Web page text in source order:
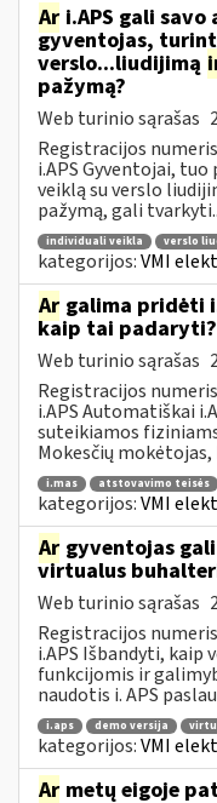
Ar i.APS gali
gyventojas,
verslo...liudijimą
pažymą?
Web turinio sąrašas
Registracijos
i.APS Gyventojai,
veiklą su verslo
pažymą, gali
individuali veikla verslo
kategorijos:VMI
Ar galima pridėti
kaip tai padaryti?
Web turinio sąrašas
Registracijos
i.APS Automatiškai
suteikiamos
Mokesčių mokėtojas,
i.mas atstovavimo teisės
kategorijos:VMI
Ar gyventojas
virtualus
Web turinio sąrašas
Registracijos
i.APS Išbandyti, kaip
funkcijomis ir
naudotis i. APS
i.aps demo versija
kategorijos:VMI
Ar metų eigoje